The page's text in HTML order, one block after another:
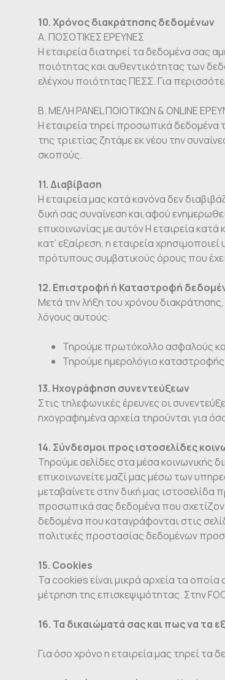
10. Χρόνος διακράτησης δεδομένων
Α. ΠΟΣΟΤΙΚΕΣ ΕΡΕΥΝΕΣ
Η εταιρεία διατηρεί τα δεδομένα σας
ποιότητας και αυθεντικότητας των
ελέγχου ποιότητας ΠΕΣΣ. Για
Β. ΜΕΛΗ PANEL ΠΟΙΟΤΙΚΩΝ & ONLINE
Η εταιρεία τηρεί προσωπικά
της τριετίας ζητάμε εκ νέου την
σκοπούς.
11. Διαβίβαση
Η εταιρεία μας κατά κανόνα δεν
δική σας συναίνεση και αφού
επικοινωνίας με αυτόν Η εταιρεία
κατ’ εξαίρεση, η εταιρεία
πρότυπους συμβατικούς όρους που
12. Επιστροφή ή Καταστροφή
Μετά την λήξη του χρόνου
λόγους αυτούς:
Τηρούμε πρωτόκολλο ασφαλούς
Τηρούμε ημερολόγιο καταστροφής
13. Ηχογράφηση συνεντεύξεων
Στις τηλεφωνικές έρευνες οι
ηχογραφημένα αρχεία τηρούνται για
14. Σύνδεσμοι προς ιστοσελίδες
Τηρούμε σελίδες στα μέσα κοινωνικής
επικοινωνείτε μαζί μας μέσω των
μεταβαίνετε στην δική μας
προσωπικά σας δεδομένα που
δεδομένα που καταγράφονται στις
πολιτικές προστασίας δεδομένων
15. Cookies
Τα cookies είναι μικρά αρχεία τα
μέτρηση της επισκεψιμότητας. Στην
16. Τα δικαιώματά σας και πως να τα
Για όσο χρόνο η εταιρεία μας τηρεί τα